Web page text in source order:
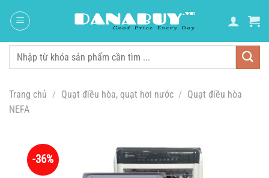
đến
dung
Tìm
Trang chủ / Quạt điều hòa, quạt hơi nước / Quạt điều hòa
NEFA
-36%